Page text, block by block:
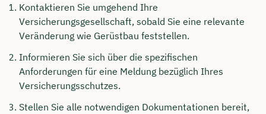
Kontaktieren Sie umgehend Ihre
Versicherungsgesellschaft, sobald Sie eine relevante
Veränderung wie Gerüstbau feststellen.
Informieren Sie sich über die spezifischen
Anforderungen für eine Meldung bezüglich Ihres
Versicherungsschutzes.
Stellen Sie alle notwendigen Dokumentationen bereit,